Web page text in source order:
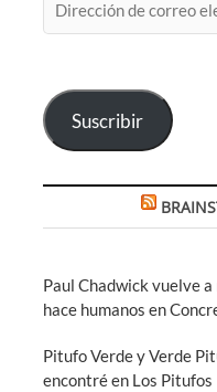
de
Suscribir
Paul Chadwick vuelve
hace humanos en
Pitufo Verde y Verde
encontré en Los Pitufos